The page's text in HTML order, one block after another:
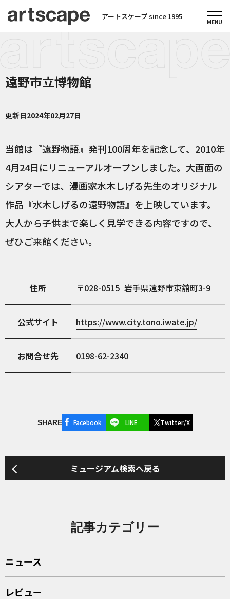
アートスケープ since 1995
遠野市立博物館
更新日2024年02月27日
当館は『遠野物語』発刊100周年を記念して、2010年
4月24日にリニューアルオープンしました。大画面の
シアターでは、漫画家水木しげる先生のオリジナル
作品『水木しげるの遠野物語』を上映しています。
大人から子供まで楽しく見学できる内容ですので、
ぜひご来館ください。
住所 028-0515 岩手県遠野市東舘町3-9
公式サイト https://www.city.tono.iwate.jp/
お問合せ先 0198-62-2340
SHARE Facebook LINE Twitter/X
ミュージアム検索へ戻る
記事カテゴリー
ニュース
レビュー